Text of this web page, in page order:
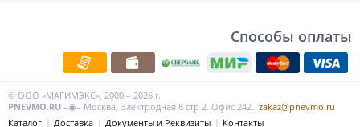
Способы оплаты
© ООО «МАГИМЭКС», 2000 – 2026 г.
PNEVMO.RU –◉– Москва, Электродная 8 стр 2. Офис 242. zakaz@pnevmo.ru
Каталог
Доставка Документы и Реквизиты Контакты